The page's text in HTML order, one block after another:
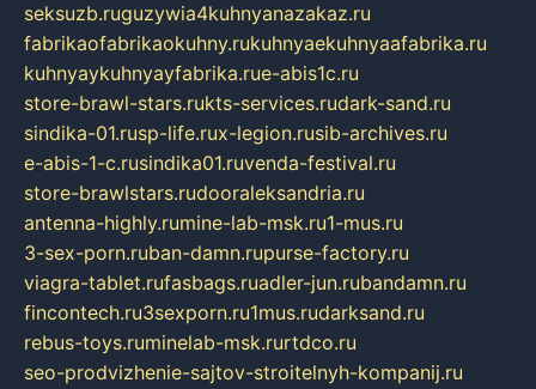
seksuzb.ruguzywia4kuhnyanazakaz.ru
fabrikaofabrikaokuhny.rukuhnyaekuhnyaafabrika.ru
kuhnyaykuhnyayfabrika.rue-abis1c.ru
store-brawl-stars.rukts-services.rudark-sand.ru
sindika-01.rusp-life.rux-legion.rusib-archives.ru
e-abis-1-c.rusindika01.ruvenda-festival.ru
store-brawlstars.rudooraleksandria.ru
antenna-highly.rumine-lab-msk.ru1-mus.ru
3-sex-porn.ruban-damn.rupurse-factory.ru
viagra-tablet.rufasbags.ruadler-jun.rubandamn.ru
fincontech.ru3sexporn.ru1mus.rudarksand.ru
rebus-toys.ruminelab-msk.rurtdco.ru
seo-prodvizhenie-sajtov-stroitelnyh-kompanij.ru